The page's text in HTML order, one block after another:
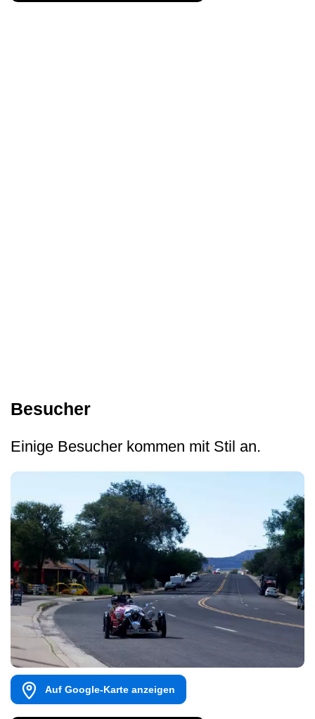
Besucher
Einige Besucher kommen mit Stil an.
Auf Google-Karte anzeigen